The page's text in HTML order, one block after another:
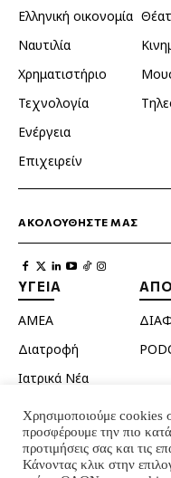
Ελληνική οικονομία
Ναυτιλία
Χρηματιστήριο
Τεχνολογία
Ενέργεια
Επιχειρείν
ΑΚΟΛΟΥΘΗΣΤΕ ΜΑΣ
ΥΓΕΙΑ
ΑΜΕΑ
Διατροφή
Ιατρικά Νέα
Κατοικίδια
Ομορφιά
Σεξουαλική ζωή
Χρησιμοποιούμε cookies
προσφέρουμε την πιο
προτιμήσεις σας και τις
Κάνοντας κλικ στην